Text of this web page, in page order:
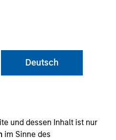
Deutsch
und dessen Inhalt ist nur
im Sinne des